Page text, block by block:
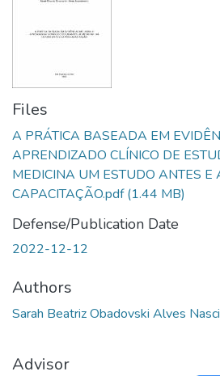
Files
A PRÁTICA BASEADA EM
APRENDIZADO CLÍNICO DE
MEDICINA UM ESTUDO ANTES E
CAPACITAÇÃO.pdf(1.44 MB)
Defense/Publication Date
2022-12-12
Authors
Sarah Beatriz Obadovski Alves
Advisor